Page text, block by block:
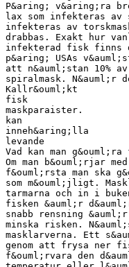
P&aring; v&aring;ra
lax som infekteras av
infekteras av
drabbas. Exakt hur
infekterad fisk finns
p&aring; USAs
att n&auml;stan 10%
spiralmask. N&auml;r
Kallr&ouml;kt
fisk
maskparaister.
kan
inneh&aring;lla
levande
Vad kan man
Om man b&ouml;rjar
f&ouml;rsta man ska
som m&ouml;jligt.
tarmarna och in i
fisken &auml;r
snabb rensning
minska risken.
masklarverna. Ett
genom att frysa ner
f&ouml;rvara den